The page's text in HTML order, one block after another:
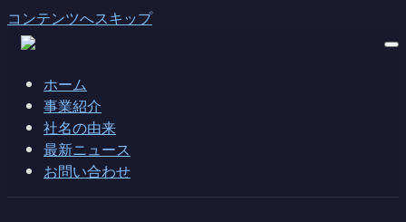
コンテンツへスキップ
ホーム
事業紹介
社名の由来
最新ニュース
お問い合わせ